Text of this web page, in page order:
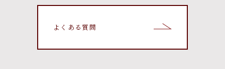
よくある質問